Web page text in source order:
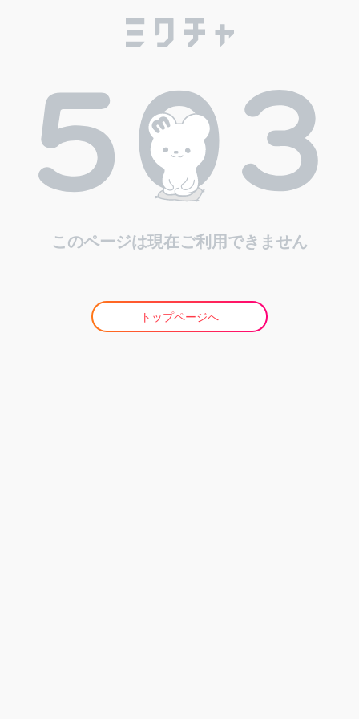
このページは現在ご利用できません